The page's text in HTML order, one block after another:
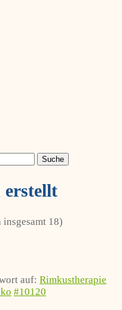
18)
auf: Rimkustherapie
#10120